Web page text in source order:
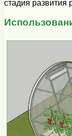
стадия развития